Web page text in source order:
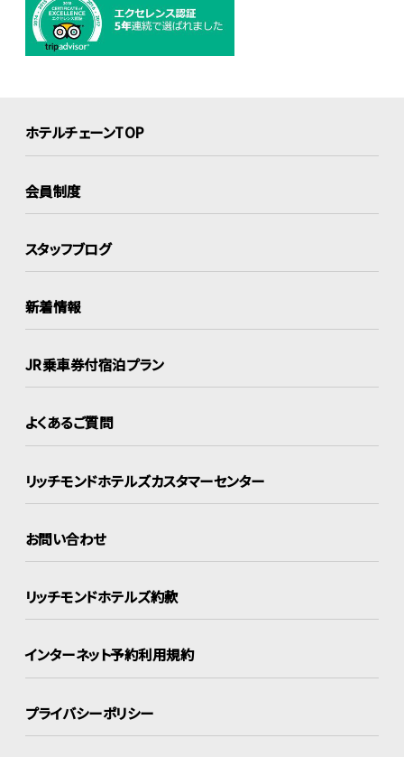
ホテルチェーンTOP
会員制度
スタッフブログ
新着情報
JR乗車券付宿泊プラン
よくあるご質問
リッチモンドホテルズカスタマーセンター
お問い合わせ
リッチモンドホテルズ約款
インターネット予約利用規約
プライバシーポリシー